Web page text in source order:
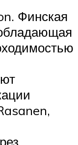
Финская